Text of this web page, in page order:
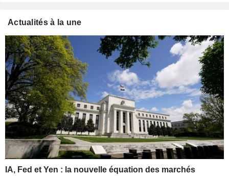
Actualités à la une
IA, Fed et Yen : la nouvelle équation des marchés